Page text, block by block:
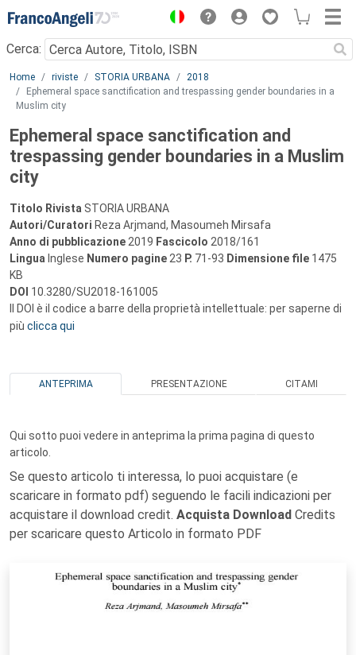
Menu
Cerca:
Main content
Home riviste STORIA URBANA
2018
Ephemeral space sanctification and trespassing gender boundaries in a
Muslim city
Ephemeral space sanctification and
trespassing gender boundaries in a Muslim
city
Titolo Rivista STORIA URBANA
Autori/Curatori Reza Arjmand, Masoumeh Mirsafa
Anno di pubblicazione 2019 Fascicolo 2018/161
Lingua Inglese Numero pagine 23 P. 71-93 Dimensione file 1475
KB
DOI 10.3280/SU2018-161005
Il DOI è il codice a barre della proprietà intellettuale: per saperne di
più clicca qui
ANTEPRIMA PRESENTAZIONE CITAMI
Qui sotto puoi vedere in anteprima la prima pagina di questo
articolo.
Se questo articolo ti interessa, lo puoi acquistare (e
scaricare in formato pdf) seguendo le facili indicazioni per
acquistare il download credit. Acquista Download Credits
per scaricare questo Articolo in formato PDF